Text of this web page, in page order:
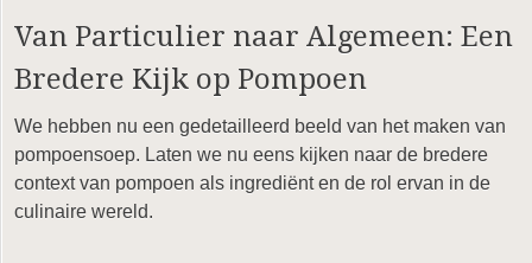
Van Particulier naar Algemeen: Een
Bredere Kijk op Pompoen
We hebben nu een gedetailleerd beeld van het maken van
pompoensoep. Laten we nu eens kijken naar de bredere
context van pompoen als ingrediënt en de rol ervan in de
culinaire wereld.